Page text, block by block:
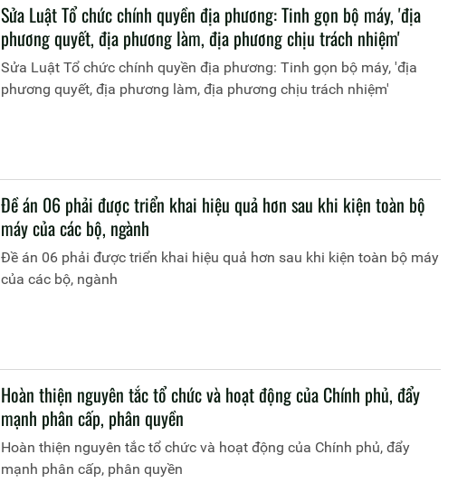
Sửa Luật Tổ chức chính quyền địa phương: Tinh gọn bộ máy, 'địa
phương quyết, địa phương làm, địa phương chịu trách nhiệm'
Sửa Luật Tổ chức chính quyền địa phương: Tinh gọn bộ máy, 'địa
phương quyết, địa phương làm, địa phương chịu trách nhiệm'
Đề án 06 phải được triển khai hiệu quả hơn sau khi kiện toàn bộ
máy của các bộ, ngành
Đề án 06 phải được triển khai hiệu quả hơn sau khi kiện toàn bộ máy
của các bộ, ngành
Hoàn thiện nguyên tắc tổ chức và hoạt động của Chính phủ, đẩy
mạnh phân cấp, phân quyền
Hoàn thiện nguyên tắc tổ chức và hoạt động của Chính phủ, đẩy
mạnh phân cấp, phân quyền